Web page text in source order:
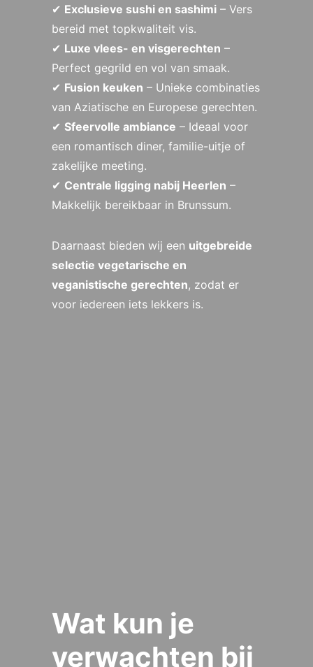
✔ Exclusieve sushi en sashimi – Vers
bereid met topkwaliteit vis.
✔ Luxe vlees- en visgerechten –
Perfect gegrild en vol van smaak.
✔ Fusion keuken – Unieke combinaties
van Aziatische en Europese gerechten.
✔ Sfeervolle ambiance – Ideaal voor
een romantisch diner, familie-uitje of
zakelijke meeting.
✔ Centrale ligging nabij Heerlen –
Makkelijk bereikbaar in Brunssum.
Daarnaast bieden wij een uitgebreide
selectie vegetarische en
veganistische gerechten, zodat er
voor iedereen iets lekkers is.
Wat kun je
verwachten bij